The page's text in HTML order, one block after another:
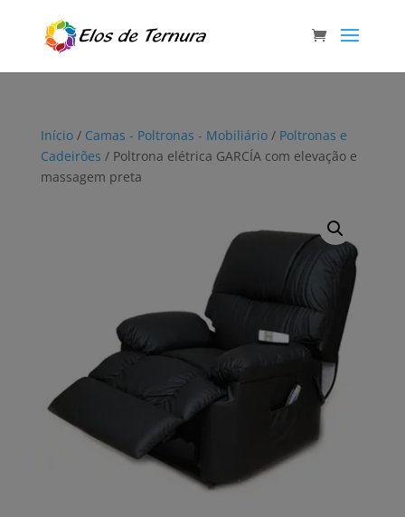
Início/ Camas - Poltronas - Mobiliário/ Poltronas e
Cadeirões / Poltrona elétrica GARCÍA com elevação e
massagem preta